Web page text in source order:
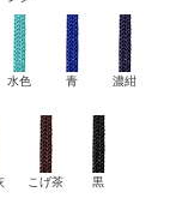
水色 青 濃紺
こげ茶 黒